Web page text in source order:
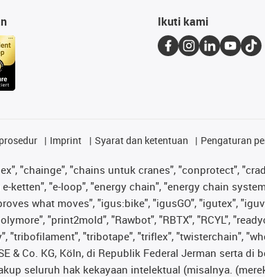
Ikuti kami
Imprint Syarat dan ketentuan Pengaturan
"chainge", "chains untuk cranes", "conprotect",
ketten", "e-loop", "energy chain", "energy chain
what moves", "igus:bike", "igusGO", "igutex",
"print2mold", "Rawbot", "RBTX", "RCYL",
"tribofilament", "tribotape", "triflex", "twisterchain",
Co. KG, Köln, di Republik Federal Jerman serta
seluruh hak kekayaan intelektual (misalnya.